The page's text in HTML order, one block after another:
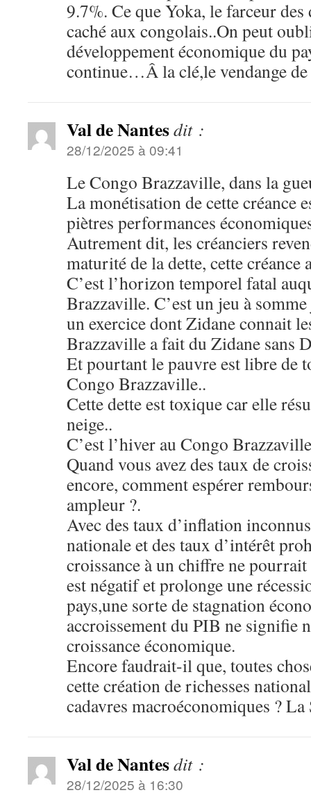
9.7%. Ce que Yoka, le farceur des
caché aux congolais..On peut
développement économique du
continue…Â la clé,le vendange
Val de Nantesdit :
28/12/2025 à 09:41
Le Congo Brazzaville, dans la
La monétisation de cette créance
piètres performances
Autrement dit, les créanciers
maturité de la dette, cette créance
C’est l’horizon temporel fatal
Brazzaville. C’est un jeu à
un exercice dont Zidane connait
Brazzaville a fait du Zidane sans
Et pourtant le pauvre est libre de
Congo Brazzaville..
Cette dette est toxique car elle
neige..
C’est l’hiver au Congo
Quand vous avez des taux de
encore, comment espérer
ampleur ?.
Avec des taux d’inflation
nationale et des taux d’intérêt
croissance à un chiffre ne
est négatif et prolonge une
pays,une sorte de stagnation
accroissement du PIB ne signifie
croissance économique.
Encore faudrait-il que, toutes
cette création de richesses
cadavres macroéconomiques ?
Val de Nantesdit :
28/12/2025 à 16:30